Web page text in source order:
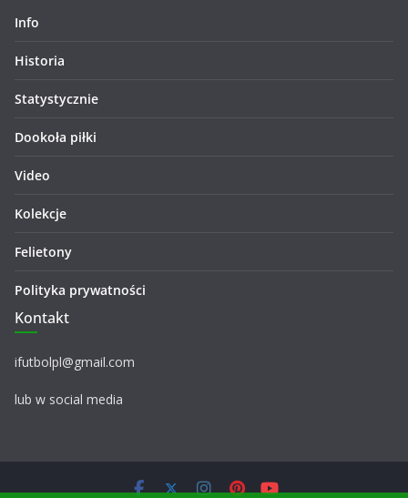
Info
Historia
Statystycznie
Dookoła piłki
Video
Kolekcje
Felietony
Polityka prywatności
Kontakt
ifutbolpl@gmail.com
lub w social media